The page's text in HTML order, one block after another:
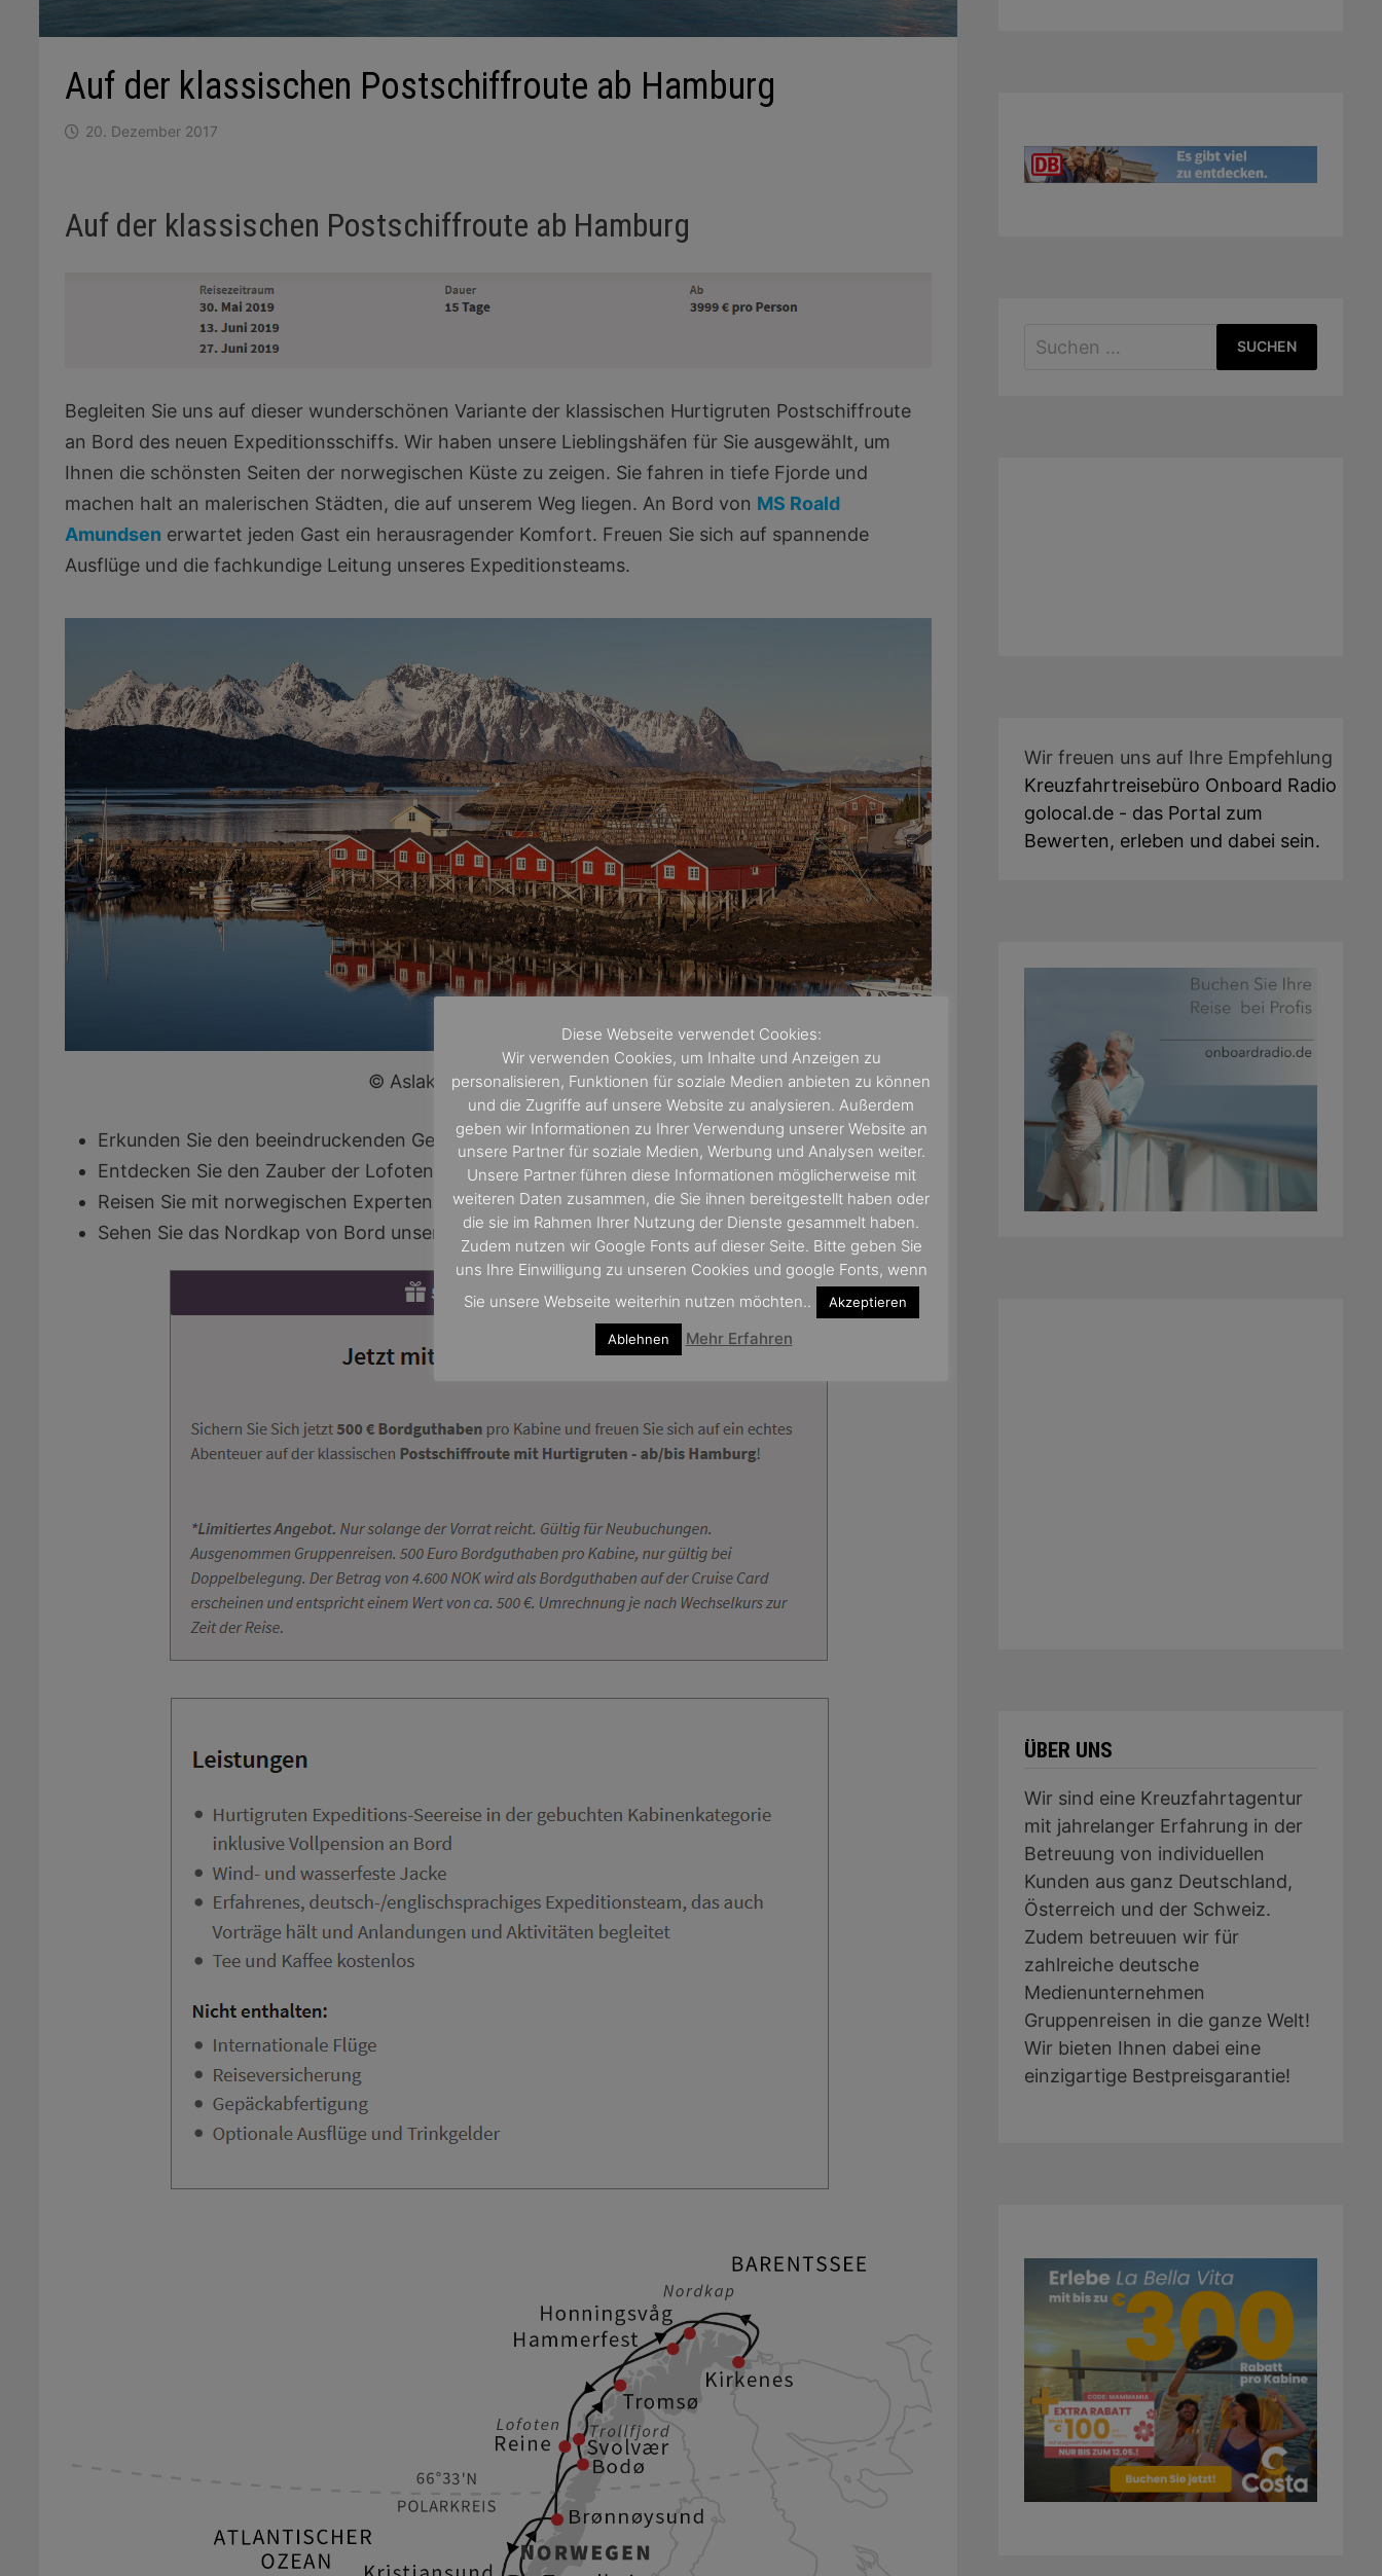
Auf der klassischen Postschiffroute ab Hamburg
20. Dezember 2017
Auf der klassischen Postschiffroute ab Hamburg
Begleiten Sie uns auf dieser wunderschönen Variante der klassischen Hurtigruten Postschiffroute
an Bord des neuen Expeditionsschiffs. Wir haben unsere Lieblingshäfen für Sie ausgewählt, um
Ihnen die schönsten Seiten der norwegischen Küste zu zeigen. Sie fahren in tiefe Fjorde und
machen halt an malerischen Städten, die auf unserem Weg liegen. An Bord von MS Roald
Amundsen erwartet jeden Gast ein herausragender Komfort. Freuen Sie sich auf spannende
Ausflüge und die fachkundige Leitung unseres Expeditionsteams.
© Aslak Tronrud / Hurtigruten
Erkunden Sie den beeindruckenden Geirangerfjord und den Trollstigen
Entdecken Sie den Zauber der Lofoten unter der Mitternachtssonne
Reisen Sie mit norwegischen Experten, die sich an der Küste auskennen
Sehen Sie das Nordkap von Bord unseres hochmodernen Expeditionsschiffs
Suchen
Wir freuen uns auf Ihre Empfehlung
Kreuzfahrtreisebüro Onboard Radio
golocal.de - das Portal zum
Bewerten, erleben und dabei sein.
ÜBER UNS
Wir sind eine Kreuzfahrtagentur
mit jahrelanger Erfahrung in der
Betreuung von individuellen
Kunden aus ganz Deutschland,
Österreich und der Schweiz.
Zudem betreuuen wir für
zahlreiche deutsche
Medienunternehmen
Gruppenreisen in die ganze Welt!
Wir bieten Ihnen dabei eine
einzigartige Bestpreisgarantie!
Diese Webseite verwendet Cookies:
Wir verwenden Cookies, um Inhalte und Anzeigen zu
personalisieren, Funktionen für soziale Medien anbieten zu können
und die Zugriffe auf unsere Website zu analysieren. Außerdem
geben wir Informationen zu Ihrer Verwendung unserer Website an
unsere Partner für soziale Medien, Werbung und Analysen weiter.
Unsere Partner führen diese Informationen möglicherweise mit
weiteren Daten zusammen, die Sie ihnen bereitgestellt haben oder
die sie im Rahmen Ihrer Nutzung der Dienste gesammelt haben.
Zudem nutzen wir Google Fonts auf dieser Seite. Bitte geben Sie
uns Ihre Einwilligung zu unseren Cookies und google Fonts, wenn
Sie unsere Webseite weiterhin nutzen möchten..
Akzeptieren
Ablehnen Mehr Erfahren